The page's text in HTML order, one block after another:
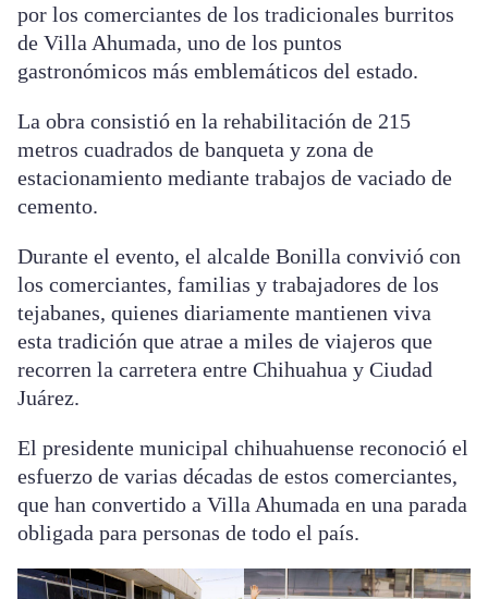
por los comerciantes de los tradicionales burritos
de Villa Ahumada, uno de los puntos
gastronómicos más emblemáticos del estado.
La obra consistió en la rehabilitación de 215
metros cuadrados de banqueta y zona de
estacionamiento mediante trabajos de vaciado de
cemento.
Durante el evento, el alcalde Bonilla convivió con
los comerciantes, familias y trabajadores de los
tejabanes, quienes diariamente mantienen viva
esta tradición que atrae a miles de viajeros que
recorren la carretera entre Chihuahua y Ciudad
Juárez.
El presidente municipal chihuahuense reconoció el
esfuerzo de varias décadas de estos comerciantes,
que han convertido a Villa Ahumada en una parada
obligada para personas de todo el país.